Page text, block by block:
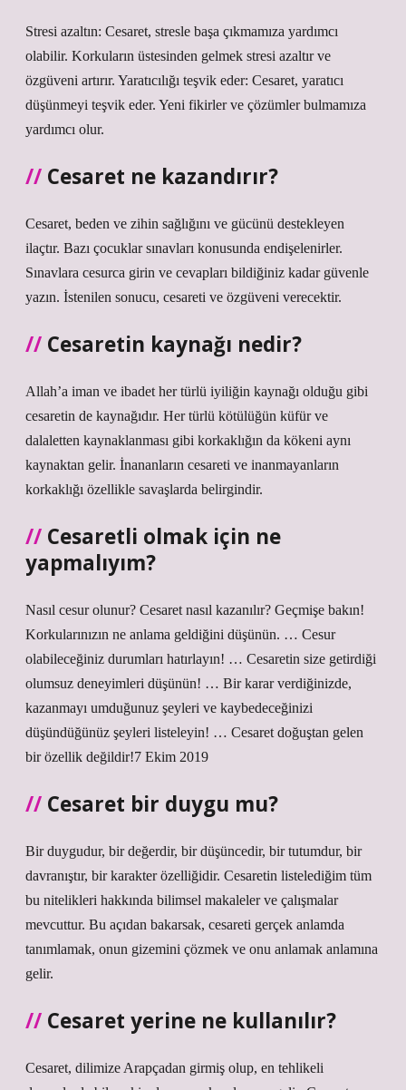
Stresi azaltın: Cesaret, stresle başa çıkmamıza yardımcı
olabilir. Korkuların üstesinden gelmek stresi azaltır ve
özgüveni artırır. Yaratıcılığı teşvik eder: Cesaret, yaratıcı
düşünmeyi teşvik eder. Yeni fikirler ve çözümler bulmamıza
yardımcı olur.
Cesaret ne kazandırır?
Cesaret, beden ve zihin sağlığını ve gücünü destekleyen
ilaçtır. Bazı çocuklar sınavları konusunda endişelenirler.
Sınavlara cesurca girin ve cevapları bildiğiniz kadar güvenle
yazın. İstenilen sonucu, cesareti ve özgüveni verecektir.
Cesaretin kaynağı nedir?
Allah’a iman ve ibadet her türlü iyiliğin kaynağı olduğu gibi
cesaretin de kaynağıdır. Her türlü kötülüğün küfür ve
dalaletten kaynaklanması gibi korkaklığın da kökeni aynı
kaynaktan gelir. İnananların cesareti ve inanmayanların
korkaklığı özellikle savaşlarda belirgindir.
Cesaretli olmak için ne
yapmalıyım?
Nasıl cesur olunur? Cesaret nasıl kazanılır? Geçmişe bakın!
Korkularınızın ne anlama geldiğini düşünün. … Cesur
olabileceğiniz durumları hatırlayın! … Cesaretin size getirdiği
olumsuz deneyimleri düşünün! … Bir karar verdiğinizde,
kazanmayı umduğunuz şeyleri ve kaybedeceğinizi
düşündüğünüz şeyleri listeleyin! … Cesaret doğuştan gelen
bir özellik değildir!7 Ekim 2019
Cesaret bir duygu mu?
Bir duygudur, bir değerdir, bir düşüncedir, bir tutumdur, bir
davranıştır, bir karakter özelliğidir. Cesaretin listelediğim tüm
bu nitelikleri hakkında bilimsel makaleler ve çalışmalar
mevcuttur. Bu açıdan bakarsak, cesareti gerçek anlamda
tanımlamak, onun gizemini çözmek ve onu anlamak anlamına
gelir.
Cesaret yerine ne kullanılır?
Cesaret, dilimize Arapçadan girmiş olup, en tehlikeli